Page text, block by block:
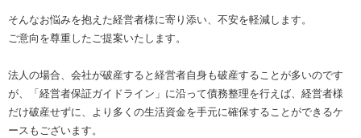
そんなお悩みを抱えた経営者様に寄り添い、不安を軽減します。
ご意向を尊重したご提案いたします。
法人の場合、会社が破産すると経営者自身も破産することが多いのです
が、「経営者保証ガイドライン」に沿って債務整理を行えば、経営者様
だけ破産せずに、より多くの生活資金を手元に確保することができるケ
ースもございます。